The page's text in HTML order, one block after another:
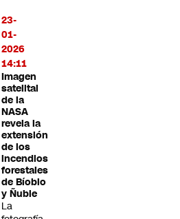
23-
01-
2026
14:11
Imagen
satelital
de la
NASA
revela la
extensión
de los
incendios
forestales
de Bíobio
y Ñuble
La